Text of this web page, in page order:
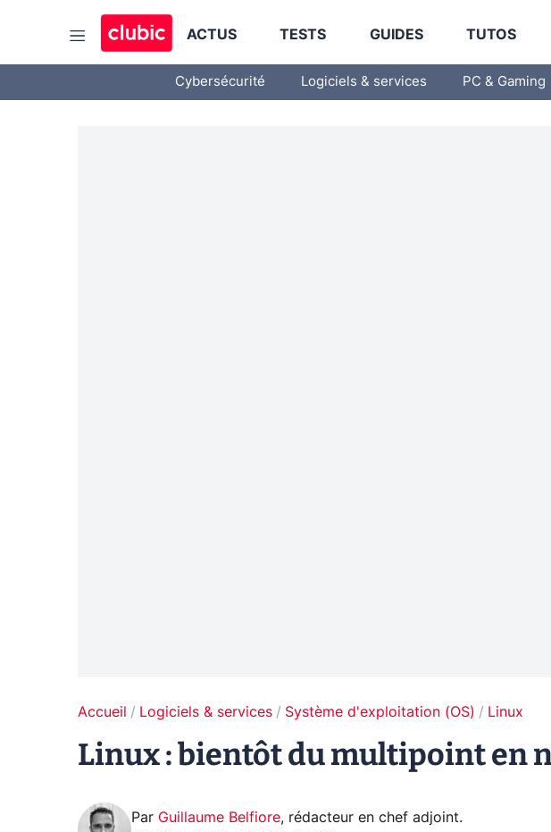
ACTUS TESTS GUIDES TUTOS
Cybersécurité Logiciels & services PC & Gaming
Accueil Logiciels & services Système d'exploitation (OS) Linux
Linux : bientôt du multipoint en
Par Guillaume Belfiore, rédacteur en chef adjoint.